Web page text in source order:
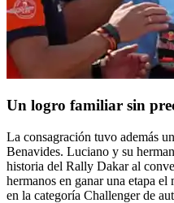
Un logro familiar sin
La consagración tuvo además
Benavides. Luciano y su
historia del Rally Dakar al
hermanos en ganar una etapa
en la categoría Challenger de